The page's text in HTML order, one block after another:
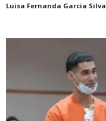
Luisa Fernanda Garcia Silva